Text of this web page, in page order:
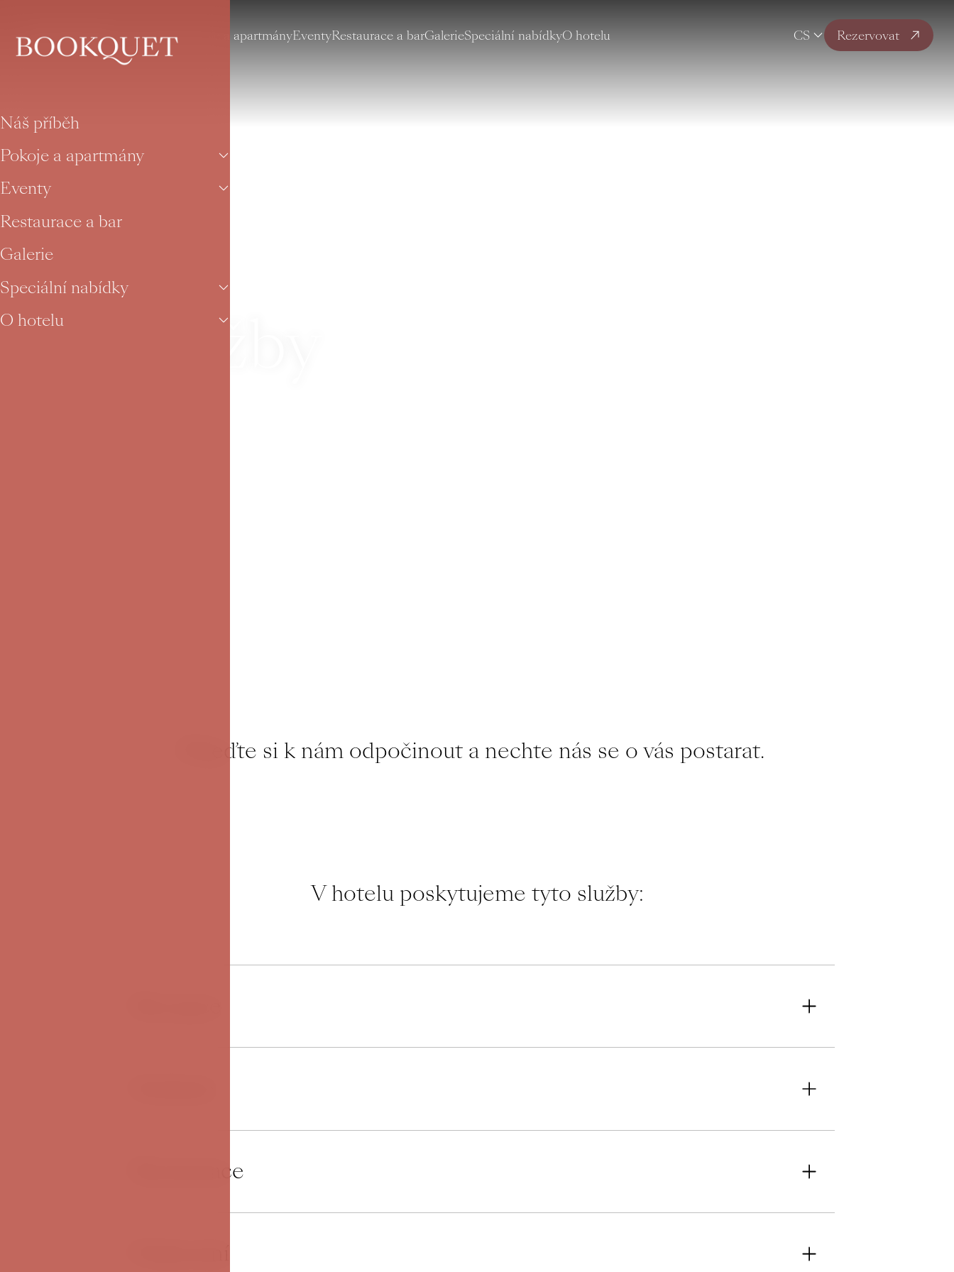
Náš příběh Pokoje a apartmányEventyRestaurace a barGalerieSpeciální nabídkyO hotelu CS Rezervovat
Náš příběh
Pokoje a apartmány
Eventy
Restaurace a bar
Galerie
Speciální nabídky
O hotelu
Služby
Přijeďte si k nám odpočinout a nechte nás se o vás postarat.
V hotelu poskytujeme tyto služby:
Restaurace